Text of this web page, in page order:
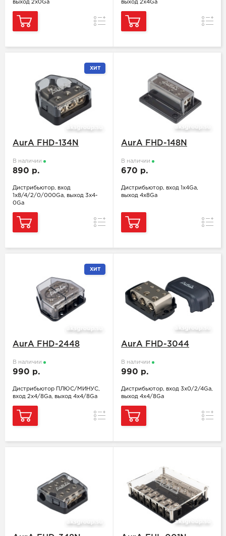
выход 2х0Ga
Сравнение
выход 2х4Ga
ХИТ
AurA FHD-134N
В наличии
890 р.
Дистрибьютор, вход
1x8/4/2/0/000Ga, выход 3х4-
0Ga
Сравнение
AurA FHD-148N
В наличии
670 р.
Дистрибьютор, вход 1x4Ga,
выход 4х8Ga
ХИТ
AurA FHD-2448
В наличии
990 р.
Дистрибьютор ПЛЮС/МИНУС,
вход 2x4/8Ga, выход 4х4/8Ga
Сравнение
AurA FHD-3044
В наличии
990 р.
Дистрибьютор, вход 3x0/2/4Ga,
выход 4х4/8Ga